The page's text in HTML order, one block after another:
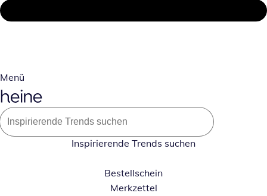
Menü
Inspirierende Trends suchen
Bestellschein
Merkzettel